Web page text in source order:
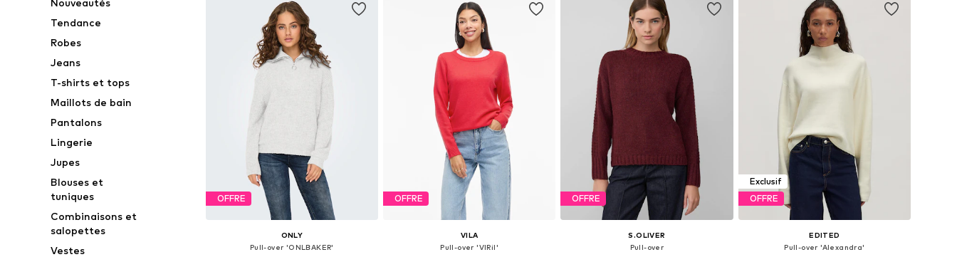
Nouveautés
Tendance
Robes
Jeans
T-shirts et tops
Maillots de bain
Pantalons
Lingerie
Jupes
Blouses et
tuniques
Combinaisons et
salopettes
Vestes
OFFRE
ONLY
Pull-over 'ONLBAKER'
OFFRE
VILA
Pull-over 'VIRil'
OFFRE
S.OLIVER
Pull-over
Exclusif
OFFRE
EDITED
Pull-over 'Alexandra'